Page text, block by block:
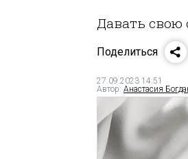
Давать свою
Поделиться
27.09.2023 14:51
Автор: Анастасия